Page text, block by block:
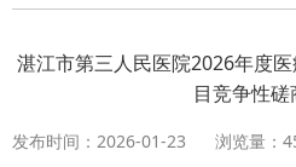
湛江市第三人民医院2026年度
目竞争性
发布时间：2026-01-23 浏览量：